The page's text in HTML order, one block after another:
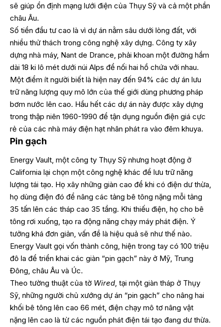
sẽ giúp ổn định mạng lưới điện của Thụy Sỹ và cả một phần
châu Âu.
Số tiền đầu tư cao là vì dự án nằm sâu dưới lòng đất, với
nhiều thử thách trong công nghệ xây dựng. Công ty xây
dựng nhà máy, Nant de Drance, phải khoan một đường hầm
dài 18 ki lô mét dưới núi Alps để nối hai hồ chứa với nhau.
Một điểm ít người biết là hiện nay đến 94% các dự án lưu
trữ năng lượng quy mô lớn của thế giới dùng phương pháp
bơm nước lên cao. Hầu hết các dự án này được xây dựng
trong thập niên 1960-1990 để tận dụng nguồn điện giá cực
rẻ của các nhà máy điện hạt nhân phát ra vào đêm khuya.
Pin gạch
Energy Vault, một công ty Thụy Sỹ nhưng hoạt động ở
California lại chọn một công nghệ khác để lưu trữ năng
lượng tái tạo. Họ xây những giàn cao để khi có điện dư thừa,
họ dùng điện đó để nâng các tảng bê tông nặng mỗi tảng
35 tấn lên các tháp cao 35 tầng. Khi thiếu điện, họ cho bê
tông rơi xuống, tạo ra động năng chạy máy phát điện. Ý
tưởng khá đơn giản, vấn đề là hiệu quả sẽ như thế nào.
Energy Vault gọi vốn thành công, hiện trong tay có 100 triệu
đô la để triển khai các giàn “pin gạch” này ở Mỹ, Trung
Đông, châu Âu và Úc.
Theo tường thuật của tờ Wired, tại một giàn tháp ở Thụy
Sỹ, những người chủ xướng dự án “pin gạch” cho nâng hai
khối bê tông lên cao 66 mét, điện chạy mô tơ nâng vật
nặng lên cao là từ các nguồn phát điện tái tạo đang dư thừa.